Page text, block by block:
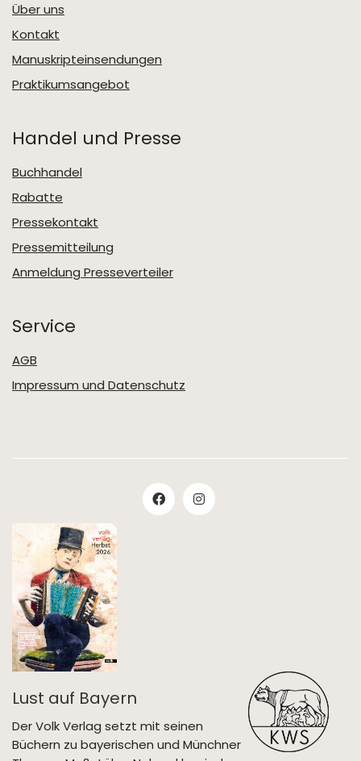
Über uns
Kontakt
Manuskripteinsendungen
Praktikumsangebot
Handel und Presse
Buchhandel
Rabatte
Pressekontakt
Pressemitteilung
Anmeldung Presseverteiler
Service
AGB
Impressum und Datenschutz
Lust auf Bayern
Der Volk Verlag setzt mit seinen
Büchern zu bayerischen und Münchner